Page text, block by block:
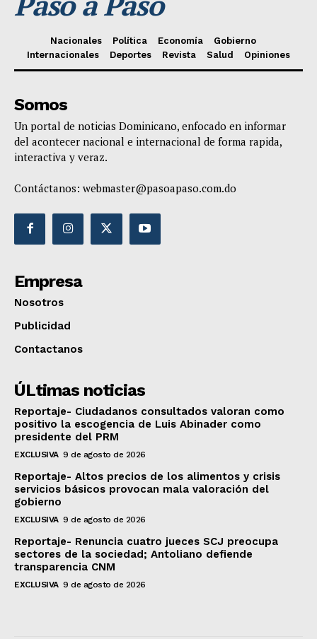
Nacionales Política Economía
Gobierno
Internacionales
Deportes Revista Salud Opiniones
Somos
Un portal de noticias Dominicano, enfocado en informar
del acontecer nacional e internacional de forma rapida,
interactiva y veraz.
Contáctanos: webmaster@pasoapaso.com.do
Empresa
Nosotros
Publicidad
Contactanos
ÚLtimas noticias
Reportaje- Ciudadanos consultados valoran como
positivo la escogencia de Luis Abinader como
presidente del PRM
EXCLUSIVA 9 de agosto de 2026
Reportaje- Altos precios de los alimentos y crisis
servicios básicos provocan mala valoración del
gobierno
EXCLUSIVA 9 de agosto de 2026
Reportaje- Renuncia cuatro jueces SCJ preocupa
sectores de la sociedad; Antoliano defiende
transparencia CNM
EXCLUSIVA 9 de agosto de 2026